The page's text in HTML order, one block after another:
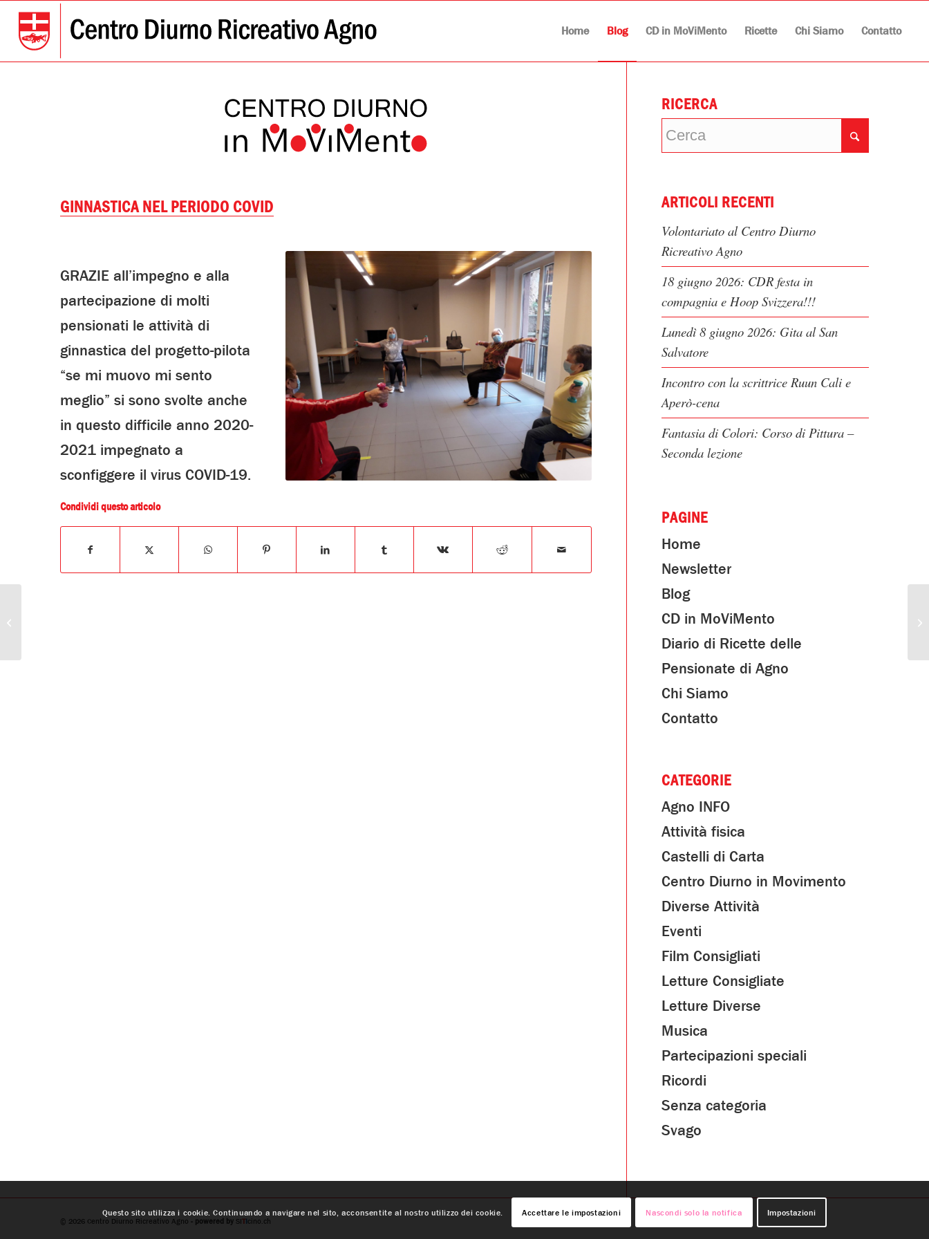
Home Blog CD in MoViMento Ricette Chi Siamo Contatto
GINNASTICA NEL PERIODO COVID
GRAZIE all’impegno e alla
partecipazione di molti
pensionati le attività di
ginnastica del progetto-pilota
“se mi muovo mi sento
meglio” si sono svolte anche
in questo difficile anno 2020-
2021 impegnato a
sconfiggere il virus COVID-19.
Condividi questo articolo
RICERCA
ARTICOLI RECENTI
Volontariato al Centro Diurno
Ricreativo Agno
18 giugno 2026: CDR festa in
compagnia e Hoop Svizzera!!!
Lunedì 8 giugno 2026: Gita al San
Salvatore
Incontro con la scrittrice Ruun Cali e
Aperò-cena
Fantasia di Colori: Corso di Pittura –
Seconda lezione
PAGINE
Home
Newsletter
Blog
CD in MoViMento
Diario di Ricette delle
Pensionate di Agno
Chi Siamo
Contatto
CATEGORIE
Agno INFO
Attività fisica
Castelli di Carta
Centro Diurno in Movimento
Diverse Attività
Eventi
Film Consigliati
Letture Consigliate
Letture Diverse
Musica
Partecipazioni speciali
Ricordi
Senza categoria
Svago
© 2026 Centro Diurno Ricreativo Agno - powered by SITIcino.ch
Questo sito utilizza i cookie. Continuando a navigare nel sito, acconsentite al nostro utilizzo dei cookie. Accettare le impostazioni Nascondi solo la notifica Impostazioni